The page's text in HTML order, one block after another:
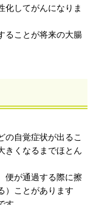
化してがんになりま
ることが将来の大腸
の自覚症状が出るこ
きくなるまでほとん
便が通過する際に擦
）ことがあります